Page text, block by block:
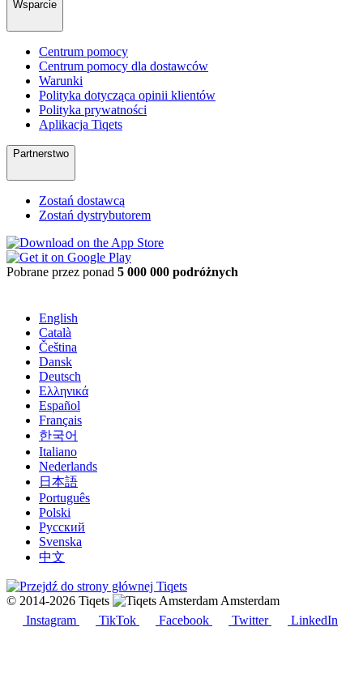
Wsparcie
Centrum pomocy
Centrum pomocy dla dostawców
Warunki
Polityka dotycząca opinii klientów
Polityka prywatności
Aplikacja Tiqets
Partnerstwo
Zostań dostawcą
Zostań dystrybutorem
Pobrane przez ponad 5 000 000 podróżnych
English
Català
Čeština
Dansk
Deutsch
Ελληνικά
Español
Français
한국어
Italiano
Nederlands
日本語
Português
Polski
Русский
Svenska
中文
© 2014-2026 Tiqets
Amsterdam
Instagram
TikTok Facebook Twitter LinkedIn